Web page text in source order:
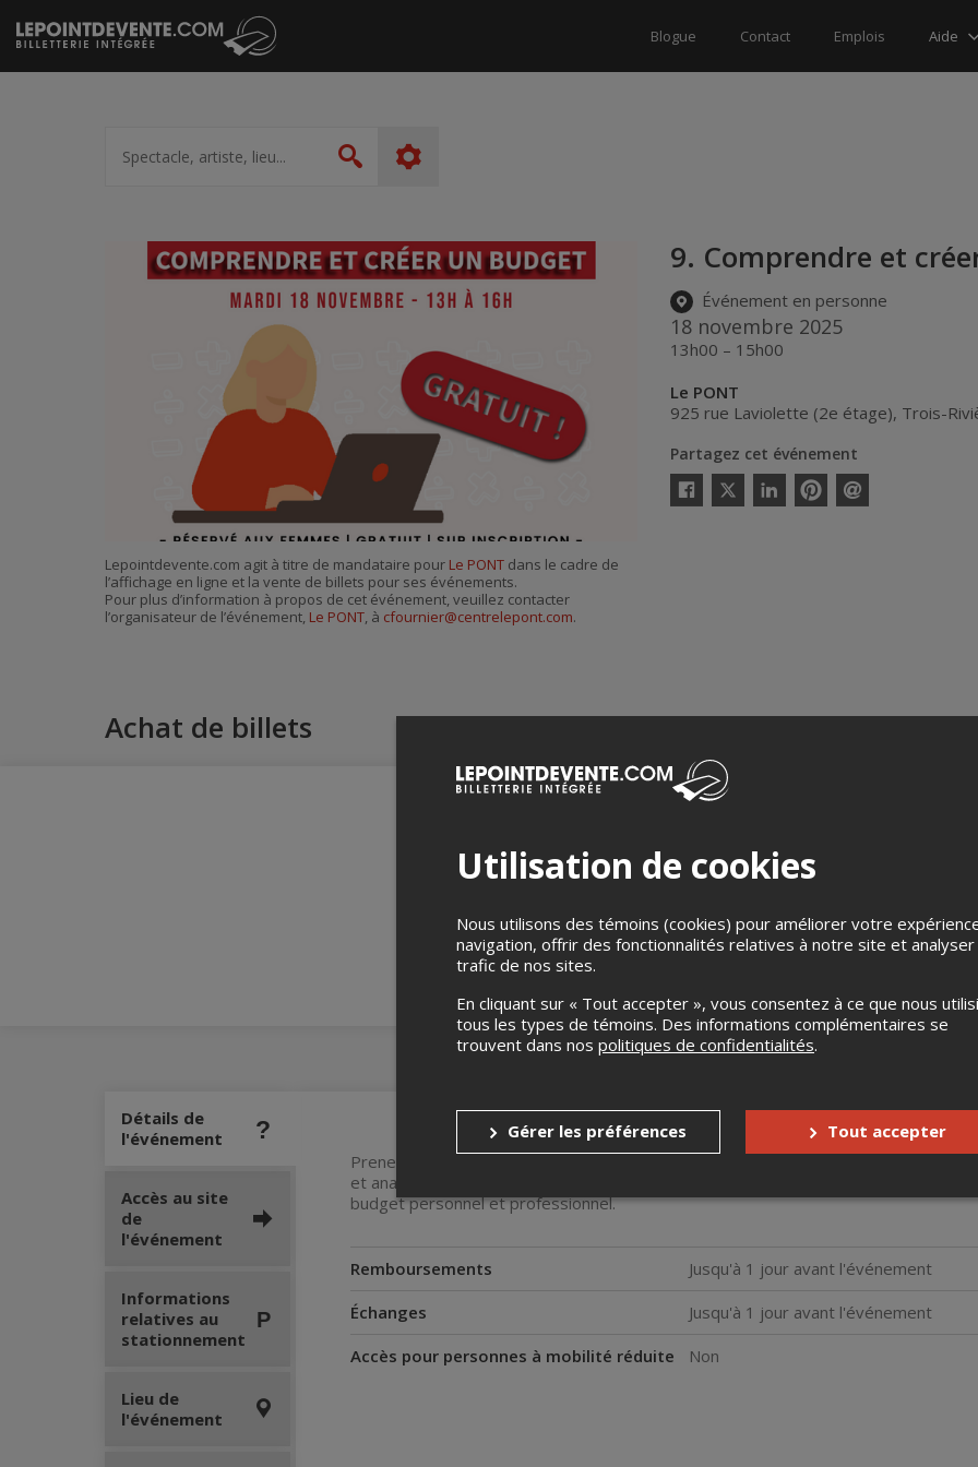
Passer
au
contenu
Blogue Contact Emplois Aide
artiste,
lieu...
Rechercher
9. Comprendre et
Événement en personne
18 novembre 2025
13h00 – 15h00
Le PONT
925 rue Laviolette (2e étage), Trois-
Partagez cet événement
Facebook
Twitter
LinkedinPinterestEnvoyer
Lepointdevente.com agit à titre de mandataire pour Le PONT dans le cadre de
l’affichage en ligne et la vente de billets pour ses événements.
Pour plus d’information à propos de cet événement, veuillez contacter
l’organisateur de l’événement, Le PONT, à cfournier@centrelepont.com.
Achat de billets
Merci de confirmer que vous n'êtes pas un robot ci-bas.
Détails de
l'événement
Prenez le contrôle de vos chiffres avec l’atelier
et analyser vos données pour des décisions claires et efficaces. Un atelier
budget personnel et professionnel.
Remboursements
Jusqu'à 1 jour avant l'événement
Échanges
Jusqu'à 1 jour avant l'événement
Accès pour personnes à mobilité réduite
Non
Accès au site
de
l'événement
Informations
relatives au
stationnement
Lieu de
l'événement
Utilisation de cookies
Nous utilisons des témoins (cookies) pour améliorer votre
navigation, offrir des fonctionnalités relatives à notre site et analyser
trafic de nos sites.
En cliquant sur « Tout accepter », vous consentez à ce que nous
tous les types de témoins. Des informations complémentaires se
trouvent dans nos politiques de confidentialités.
Gérer les préférences Tout accepter